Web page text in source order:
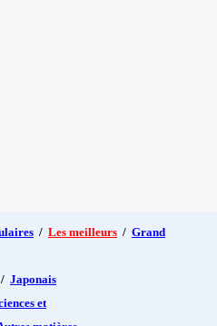
/ Les meilleurs / Grand
/ Japonais
et